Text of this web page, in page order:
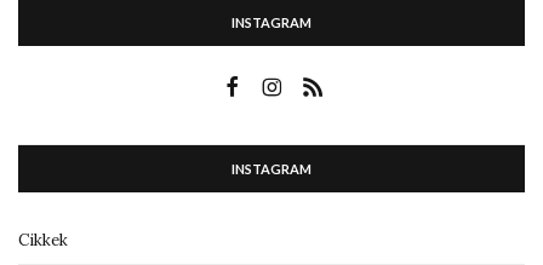
INSTAGRAM
INSTAGRAM
Cikkek